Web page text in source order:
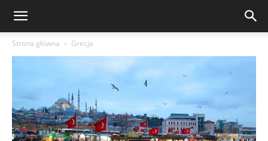
Strona główna Grecja